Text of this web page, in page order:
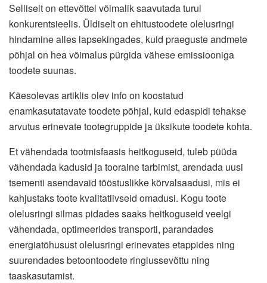
Selliselt on ettevõttel võimalik saavutada turul
konkurentsieelis. Üldiselt on ehitustoodete olelusringi
hindamine alles lapsekingades, kuid praeguste andmete
põhjal on hea võimalus pürgida vähese emissiooniga
toodete suunas.
Käesolevas artiklis olev info on koostatud
enamkasutatavate toodete põhjal, kuid edaspidi tehakse
arvutus erinevate tootegruppide ja üksikute toodete kohta.
Et vähendada tootmisfaasis heitkoguseid, tuleb püüda
vähendada kadusid ja tooraine tarbimist, arendada uusi
tsementi asendavaid tööstuslikke kõrvalsaadusi, mis ei
kahjustaks toote kvalitatiivseid omadusi. Kogu toote
olelusringi silmas pidades saaks heitkoguseid veelgi
vähendada, optimeerides transporti, parandades
energiatõhusust olelusringi erinevates etappides ning
suurendades betoontoodete ringlussevõttu ning
taaskasutamist.